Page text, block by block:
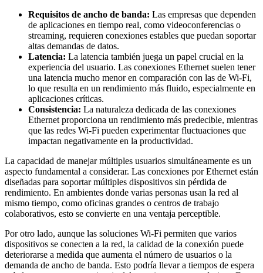
Requisitos de ancho de banda: Las empresas que dependen
de aplicaciones en tiempo real, como videoconferencias o
streaming, requieren conexiones estables que puedan soportar
altas demandas de datos.
Latencia: La latencia también juega un papel crucial en la
experiencia del usuario. Las conexiones Ethernet suelen tener
una latencia mucho menor en comparación con las de Wi-Fi,
lo que resulta en un rendimiento más fluido, especialmente en
aplicaciones críticas.
Consistencia: La naturaleza dedicada de las conexiones
Ethernet proporciona un rendimiento más predecible, mientras
que las redes Wi-Fi pueden experimentar fluctuaciones que
impactan negativamente en la productividad.
La capacidad de manejar múltiples usuarios simultáneamente es un
aspecto fundamental a considerar. Las conexiones por Ethernet están
diseñadas para soportar múltiples dispositivos sin pérdida de
rendimiento. En ambientes donde varias personas usan la red al
mismo tiempo, como oficinas grandes o centros de trabajo
colaborativos, esto se convierte en una ventaja perceptible.
Por otro lado, aunque las soluciones Wi-Fi permiten que varios
dispositivos se conecten a la red, la calidad de la conexión puede
deteriorarse a medida que aumenta el número de usuarios o la
demanda de ancho de banda. Esto podría llevar a tiempos de espera